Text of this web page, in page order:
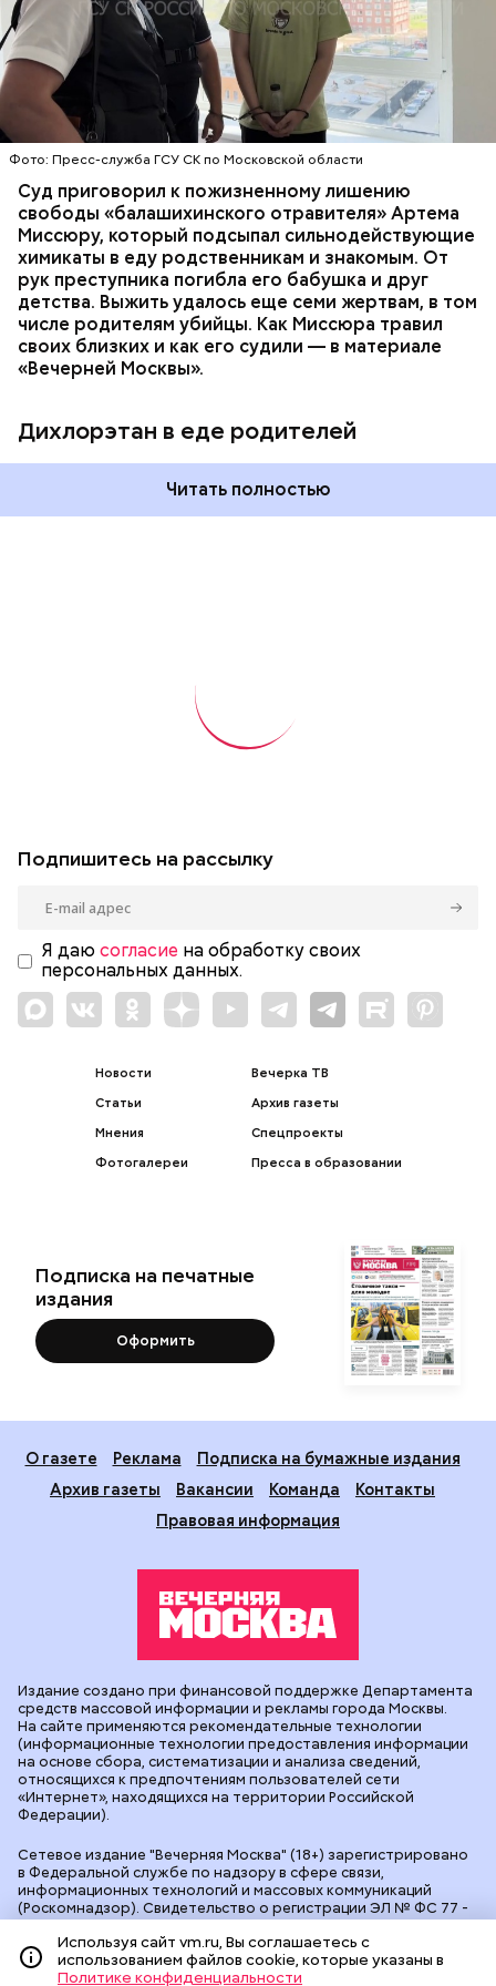
Фото: Пресс-служба ГСУ СК по Московской области
Суд приговорил к пожизненному лишению
свободы «балашихинского отравителя» Артема
Миссюру, который подсыпал сильнодействующие
химикаты в еду родственникам и знакомым. От
рук преступника погибла его бабушка и друг
детства. Выжить удалось еще семи жертвам, в том
числе родителям убийцы. Как Миссюра травил
своих близких и как его судили — в материале
«Вечерней Москвы».
Дихлорэтан в еде родителей
плохое самочувствие. Врачи не смогли поставить
им точный диагноз, после чего анализы
потерпевших направили на экспертизу. В них
специалисты обнаружили сильнодействующий
химикат дихлорэтан, который не мог попасть в
организм супругов случайно. То же самое вещество
нашли в еде, изъятой из квартиры пострадавших.
Читать полностью
ОТРАВЛЕНИЯ БАЛАШИХА
РОДИТЕЛИ
СЛЕДСТВЕННЫЙ КОМИТЕТ
ЭКСПЕРТИЗЫ
Подпишитесь на рассылку
Я даю согласие на обработку своих
персональных данных.
Новости
Статьи
Мнения
Фотогалереи
Вечерка ТВ
Архив газеты
Спецпроекты
Пресса в образовании
Подписка на печатные
издания
Оформить
О газете Реклама
Подписка на бумажные издания
Архив газеты
Вакансии Команда
Контакты
Правовая информация
Сетевое издание "Вечерняя Москва" (18+) зарегистрировано
в Федеральной службе по надзору в сфере связи,
информационных технологий и массовых коммуникаций
(Роскомнадзор). Свидетельство о регистрации ЭЛ № ФС 77 -
90524 от 09.12.2025. Учредитель: АО "Редакция газеты
"Вечерняя Москва". Главный редакторvm.ru: Александр
Геннадьевич Глуходедов. Адрес редакции: 127015, г.Москва,
Бумажный пр-д, д. 14, стр. 2. Телефон:+7(499)557-04-24
Издание создано при финансовой поддержке Департамента
средств массовой информации и рекламы города Москвы.
На сайте применяются рекомендательные технологии
(информационные технологии предоставления информации
на основе сбора, систематизации и анализа сведений,
относящихся к предпочтениям пользователей сети
«Интернет», находящихся на территории Российской
Федерации).
Используя сайт vm.ru, Вы соглашаетесь с
использованием файлов cookie, которые указаны в
Политике конфиденциальности